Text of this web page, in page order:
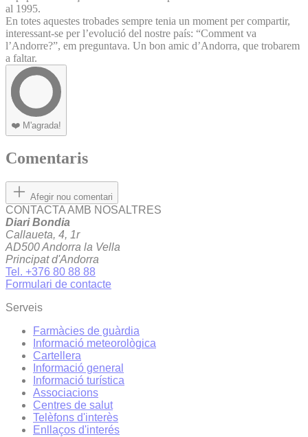
al 1995.
En totes aquestes trobades sempre tenia un moment per compartir,
interessant-se per l’evolució del nostre país: “Comment va
l’Andorre?”, em preguntava. Un bon amic d’Andorra, que trobarem
a faltar.
❤️ M'agrada!
Comentaris
Afegir nou comentari
CONTACTA AMB NOSALTRES
Diari Bondia
Callaueta, 4, 1r
AD500 Andorra la Vella
Principat d'Andorra
Tel. +376 80 88 88
Formulari de contacte
Serveis
Farmàcies de guàrdia
Informació meteorològica
Cartellera
Informació general
Informació turística
Associacions
Centres de salut
Telèfons d'interès
Enllaços d'interés